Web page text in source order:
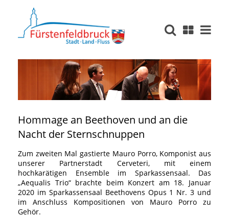
Hommage an Beethoven und an die
Nacht der Sternschnuppen
Zum zweiten Mal gastierte Mauro Porro, Komponist aus
unserer Partnerstadt Cerveteri, mit einem
hochkarätigen Ensemble im Sparkassensaal. Das
„Aequalis Trio“ brachte beim Konzert am 18. Januar
2020 im Sparkassensaal Beethovens Opus 1 Nr. 3 und
im Anschluss Kompositionen von Mauro Porro zu
Gehör.